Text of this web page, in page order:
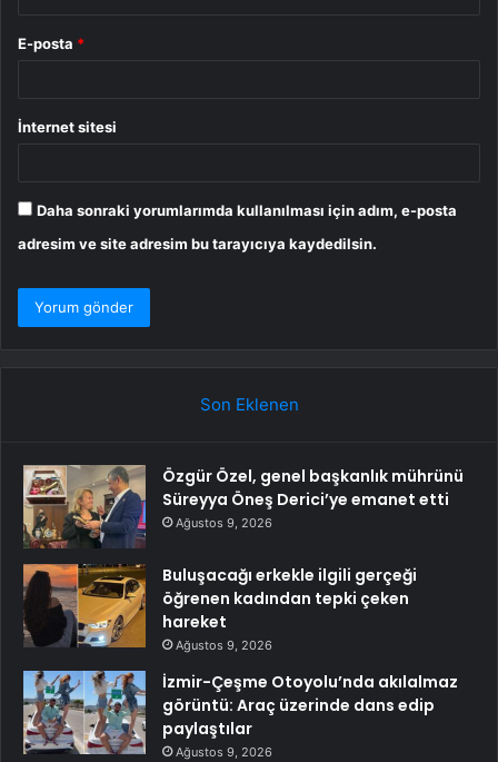
E-posta *
İnternet sitesi
Daha sonraki yorumlarımda kullanılması için adım, e-posta
adresim ve site adresim bu tarayıcıya kaydedilsin.
Son Eklenen
Özgür Özel, genel başkanlık mührünü
Süreyya Öneş Derici’ye emanet etti
Ağustos 9, 2026
Buluşacağı erkekle ilgili gerçeği
öğrenen kadından tepki çeken
hareket
Ağustos 9, 2026
İzmir-Çeşme Otoyolu’nda akılalmaz
görüntü: Araç üzerinde dans edip
paylaştılar
Ağustos 9, 2026